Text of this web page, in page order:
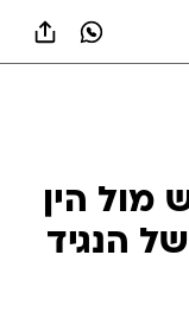
מול הין
הנגיד